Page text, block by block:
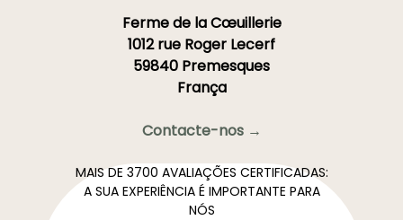
Ferme de la Cœuillerie
1012 rue Roger Lecerf
59840 Premesques
França
Contacte-nos →
MAIS DE 3700 AVALIAÇÕES CERTIFICADAS:
A SUA EXPERIÊNCIA É IMPORTANTE PARA
NÓS